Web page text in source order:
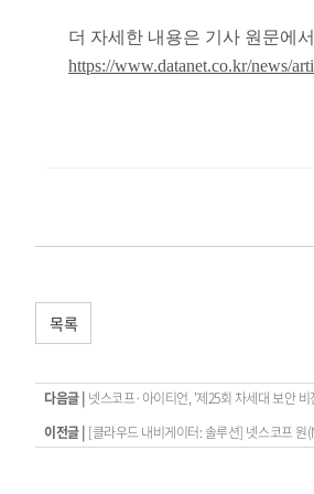
더 자세한 내용은 기사 원문에
https://www.datanet.co.kr/news/
목록
다음글 | 넷스코프·아이티언, '제25회 차세대 보안
이전글 | [클라우드 내비게이터: 솔루션] 넷스코프 원